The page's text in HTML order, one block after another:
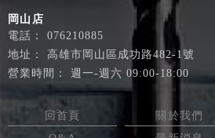
岡山店
076210885
高雄市岡山區成功路482-1號
週一-週六 09:00-18:00
回首頁 關於我們